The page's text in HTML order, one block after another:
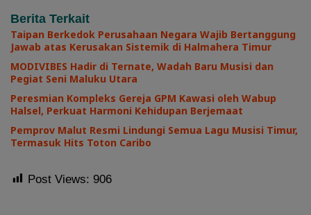
Berita Terkait
Taipan Berkedok Perusahaan Negara Wajib Bertanggung
Jawab atas Kerusakan Sistemik di Halmahera Timur
MODIVIBES Hadir di Ternate, Wadah Baru Musisi dan
Pegiat Seni Maluku Utara
Peresmian Kompleks Gereja GPM Kawasi oleh Wabup
Halsel, Perkuat Harmoni Kehidupan Berjemaat
Pemprov Malut Resmi Lindungi Semua Lagu Musisi Timur,
Termasuk Hits Toton Caribo
Post Views: 906